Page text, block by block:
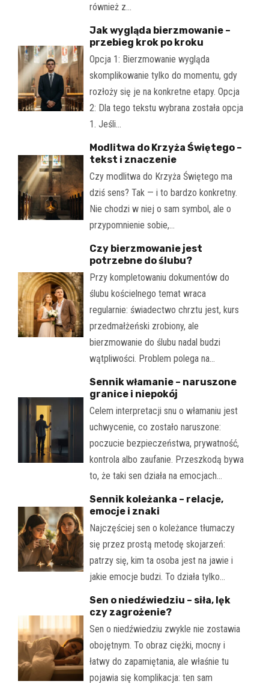
również z…
Jak wygląda bierzmowanie –
przebieg krok po kroku
Opcja 1: Bierzmowanie wygląda
skomplikowanie tylko do momentu, gdy
rozłoży się je na konkretne etapy. Opcja
2: Dla tego tekstu wybrana została opcja
1. Jeśli…
Modlitwa do Krzyża Świętego –
tekst i znaczenie
Czy modlitwa do Krzyża Świętego ma
dziś sens? Tak — i to bardzo konkretny.
Nie chodzi w niej o sam symbol, ale o
przypomnienie sobie,…
Czy bierzmowanie jest
potrzebne do ślubu?
Przy kompletowaniu dokumentów do
ślubu kościelnego temat wraca
regularnie: świadectwo chrztu jest, kurs
przedmałżeński zrobiony, ale
bierzmowanie do ślubu nadal budzi
wątpliwości. Problem polega na…
Sennik włamanie – naruszone
granice i niepokój
Celem interpretacji snu o włamaniu jest
uchwycenie, co zostało naruszone:
poczucie bezpieczeństwa, prywatność,
kontrola albo zaufanie. Przeszkodą bywa
to, że taki sen działa na emocjach…
Sennik koleżanka – relacje,
emocje i znaki
Najczęściej sen o koleżance tłumaczy
się przez prostą metodę skojarzeń:
patrzy się, kim ta osoba jest na jawie i
jakie emocje budzi. To działa tylko…
Sen o niedźwiedziu – siła, lęk
czy zagrożenie?
Sen o niedźwiedziu zwykle nie zostawia
obojętnym. To obraz ciężki, mocny i
łatwy do zapamiętania, ale właśnie tu
pojawia się komplikacja: ten sam